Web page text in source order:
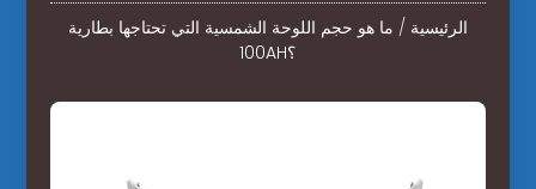
الرئيسية / ما هو حجم اللوحة الشمسية التي تحتاجها بطارية
100AH؟